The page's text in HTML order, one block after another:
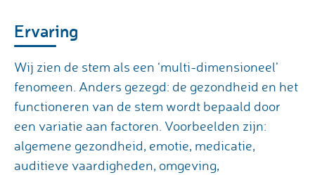
Ervaring
Wij zien de stem als een ‘multi-dimensioneel’
fenomeen. Anders gezegd: de gezondheid en het
functioneren van de stem wordt bepaald door
een variatie aan factoren. Voorbeelden zijn:
algemene gezondheid, emotie, medicatie,
auditieve vaardigheden, omgeving,